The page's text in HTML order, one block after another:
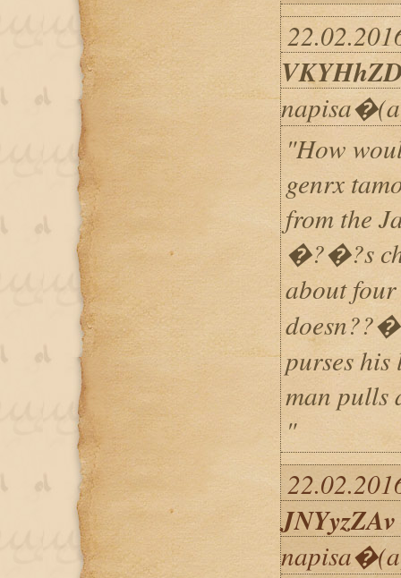
"How
genrx
from the
�?�?s
about
purses
man pulls
"
JNYyzZAv